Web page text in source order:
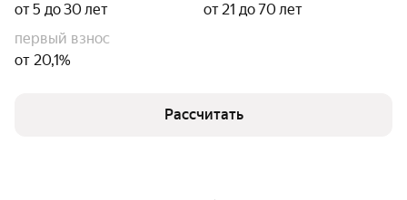
от 5 до 30 лет
от 21 до 70 лет
первый взнос
от 20,1%
Рассчитать